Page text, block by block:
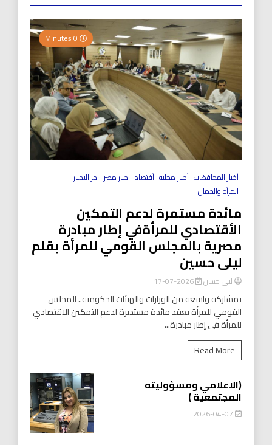
أخبار المحافظات أخبار محليه أقتصاد اخبار مصر اخر الاخبار
المرأه والجمال
مائدة مستمرة لدعم التمكين
الأقتصادي للمرأةفي إطار مبادرة
مصرية بالمجلس القومي للمرأة بقلم
ليلى حسين
ليلى حسين 2026-07-17
بمشاركة واسعة من الوزارات والهيئات الحكومية.. المجلس
القومي للمرأة يعقد مائدة مستديرة لدعم التمكين الاقتصادي
للمرأة في إطار مبادرة...
Read More
(الاعلامي ومسؤوليته
المجتمعية )
2026-04-07